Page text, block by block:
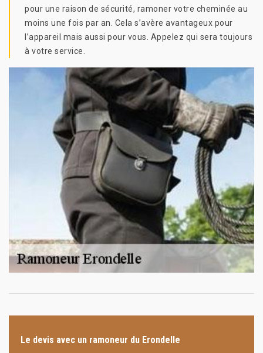
pour une raison de sécurité, ramoner votre cheminée au
moins une fois par an. Cela s’avère avantageux pour
l’appareil mais aussi pour vous. Appelez qui sera toujours
à votre service.
Le devis avec un ramoneur du Erondelle